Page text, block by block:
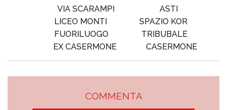
VIA SCARAMPI
ASTI
LICEO MONTI
SPAZIO KOR
FUORILUOGO
TRIBUBALE
EX CASERMONE
CASERMONE
COMMENTA